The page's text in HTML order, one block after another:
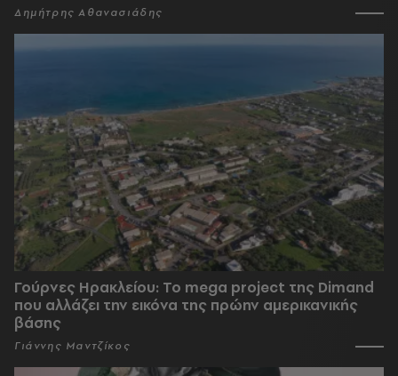
Δημήτρης Αθανασιάδης
Γούρνες Ηρακλείου: To mega project της Dimand
που αλλάζει την εικόνα της πρώην αμερικανικής
βάσης
Γιάννης Μαντζίκος